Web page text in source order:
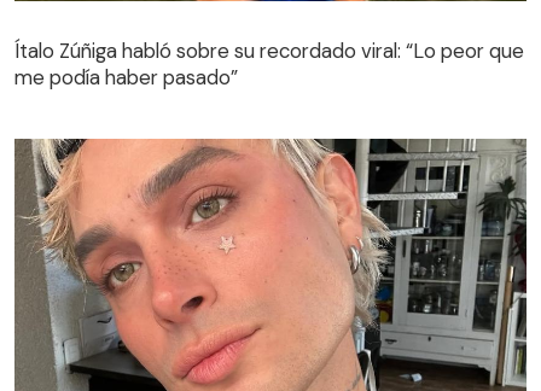
Ítalo Zúñiga habló sobre su recordado viral: “Lo peor que
me podía haber pasado”